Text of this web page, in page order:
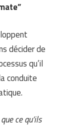
décider de
qu’il
conduite
ce qu’ils